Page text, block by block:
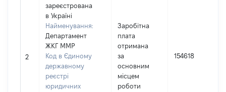
2
зареєстрована
в Україні
Найменування:
Департамент
ЖКГ ММР
Код в Єдиному
державному
реєстрі
юридичних
Заробітна
плата
отримана
за
основним
місцем
роботи
154618